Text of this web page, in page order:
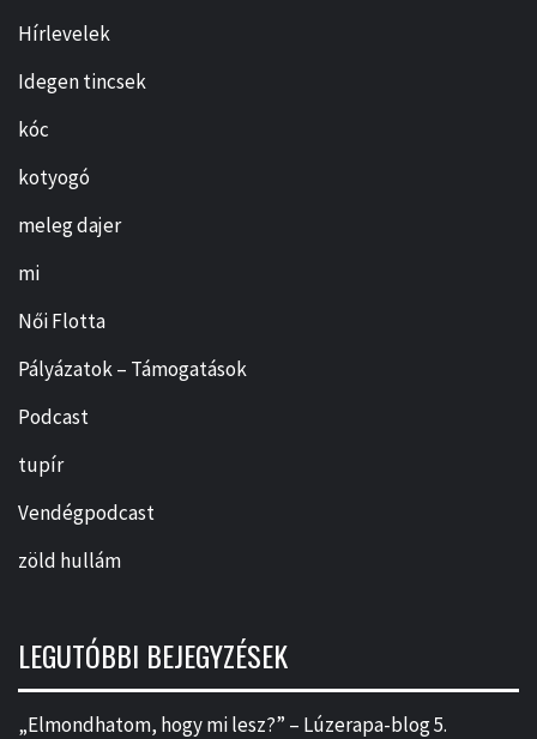
Hírlevelek
Idegen tincsek
kóc
kotyogó
meleg dajer
mi
Női Flotta
Pályázatok – Támogatások
Podcast
tupír
Vendégpodcast
zöld hullám
LEGUTÓBBI BEJEGYZÉSEK
„Elmondhatom, hogy mi lesz?” – Lúzerapa-blog 5.